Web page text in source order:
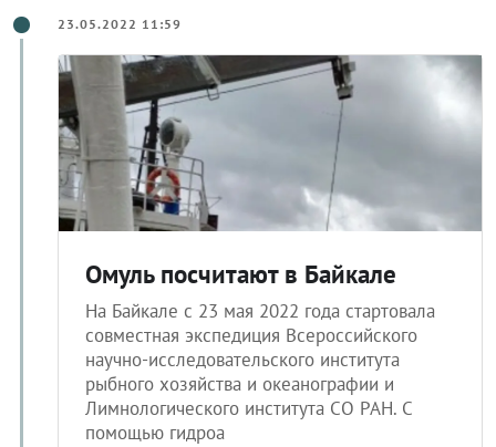
23.05.2022 11:59
Омуль посчитают в Байкале
На Байкале с 23 мая 2022 года стартовала
совместная экспедиция Всероссийского
научно-исследовательского института
рыбного хозяйства и океанографии и
Лимнологического института СО РАН. С
помощью гидроа